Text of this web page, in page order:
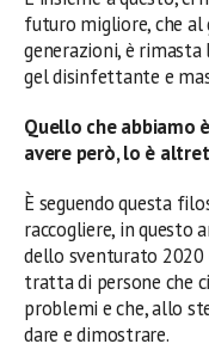
futuro migliore, che al
generazioni, è
gel disinfettante e
Quello che abbiamo
avere però, lo è
È seguendo questa
raccogliere, in questo
dello sventurato 2020
tratta di persone che
problemi e che, allo
dare e dimostrare.